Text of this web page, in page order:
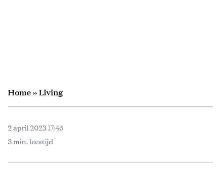
Home»Living
2 april 2023 17:45
3 min. leestijd